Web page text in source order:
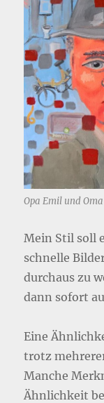
Opa Emil und
Mein Stil soll
schnelle
durchaus zu
dann sofort
Eine
trotz
Manche
Ähnlichkeit